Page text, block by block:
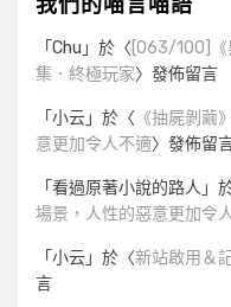
「Chu 」於〈 [063/100]《
集．終極玩家〉發佈留言
「小云」於〈 《抽屍剝繭
意更加令人不適〉發佈留
「看過原著小說的路人 」
場景，人性的惡意更加令
「小云」於〈新站啟用＆
言